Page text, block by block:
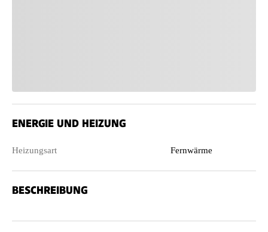
ENERGIE UND HEIZUNG
Heizungsart Fernwärme
BESCHREIBUNG